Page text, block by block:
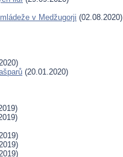
v Medžugorji (02.08.2020)
(20.01.2020)